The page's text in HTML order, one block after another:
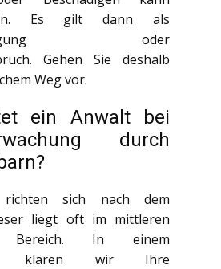
Es gilt dann als
oder
Gehen Sie deshalb
Weg vor.
ein Anwalt bei
durch
sich nach dem
liegt oft im mittleren
Bereich. In einem
klären wir Ihre